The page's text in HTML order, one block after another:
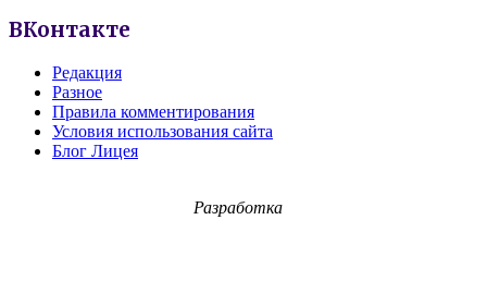
ВКонтакте
Редакция
Разное
Правила комментирования
Условия использования сайта
Блог Лицея
Разработка